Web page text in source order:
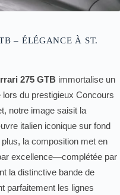
– ÉLÉGANCE À ST.
275 GTB immortalise un
lors du prestigieux Concours
notre image saisit la
italien iconique sur fond
la composition met en
excellence—complétée par
la distinctive bande de
parfaitement les lignes